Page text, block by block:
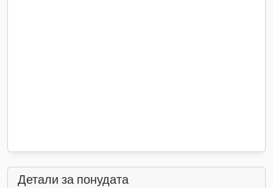
Детали за понудата